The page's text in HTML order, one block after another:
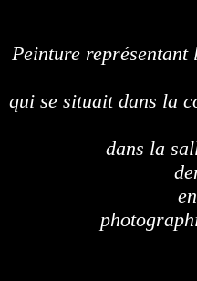
Peinture
qui se situait dans la
dans la